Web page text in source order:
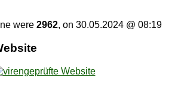
were 2962, on 30.05.2024 @ 08:19